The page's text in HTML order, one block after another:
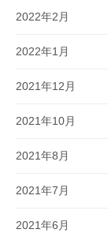
2022年2月
2022年1月
2021年12月
2021年10月
2021年8月
2021年7月
2021年6月